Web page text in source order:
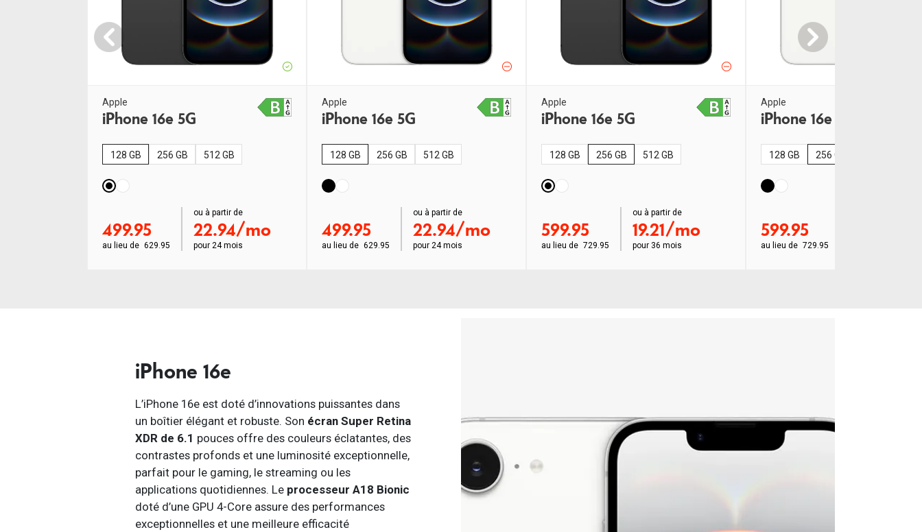
Apple
iPhone 16e 5G
128 GB 256 GB 512 GB
499.95
au lieu de 629.95
ou à partir de
22.94/mo
pour 24 mois
Apple
iPhone 16e 5G
128 GB 256 GB 512 GB
499.95
au lieu de 629.95
ou à partir de
22.94/mo
pour 24 mois
Apple
iPhone 16e 5G
128 GB 256 GB 512 GB
599.95
au lieu de 729.95
ou à partir de
19.21/mo
pour 36 mois
Apple
iPhone 16e 5G
128 GB 256 GB
599.95
au lieu de 729.95
iPhone 16e
L’iPhone 16e est doté d’innovations puissantes dans
un boîtier élégant et robuste. Son écran Super Retina
XDR de 6.1 pouces offre des couleurs éclatantes, des
contrastes profonds et une luminosité exceptionnelle,
parfait pour le gaming, le streaming ou les
applications quotidiennes. Le processeur A18 Bionic
doté d’une GPU 4-Core assure des performances
exceptionnelles et une meilleure efficacité